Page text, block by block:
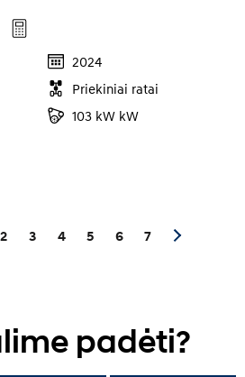
2024
Priekiniai ratai
103 kW kW
2 3 4 5 6 7
padėti?